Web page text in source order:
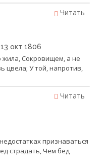
Читать
13 окт 1806
жила, Сокровищем, а не
цвела; У той, напротив,
Читать
признаваться
страдать, Чем бед